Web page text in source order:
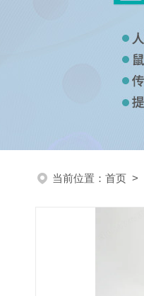
当前位置： 首页 >